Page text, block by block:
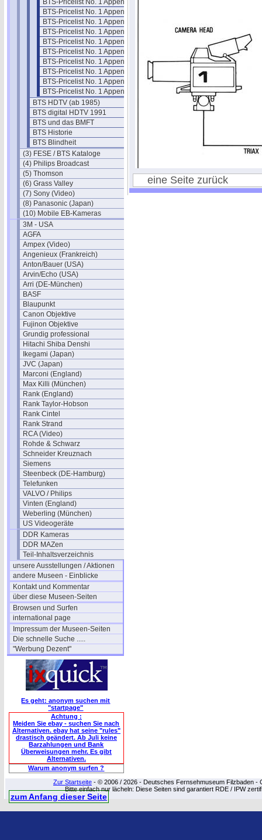
BTS-Pricelist No. 1 Appendix: KA 14
BTS-Pricelist No. 1 Appendix: KA 15
BTS-Pricelist No. 1 Appendix: KA 16
BTS-Pricelist No. 1 Appendix: KA 17
BTS-Pricelist No. 1 Appendix: KA 18
BTS-Pricelist No. 1 Appendix: KA 19
BTS-Pricelist No. 1 Appendix: KA 20
BTS-Pricelist No. 1 Appendix: QA 01
BTS-Pricelist No. 1 Appendix: QA 02
BTS-Pricelist No. 1 Appendix: SA 01
BTS HDTV (ab 1985)
BTS digital HDTV 1991
BTS und das BMFT
BTS Historie
BTS Blindheit
(3) FESE / BTS Kataloge
(4) Philips Broadcast
(5) Thomson
(6) Grass Valley
(7) Sony (Video)
(8) Panasonic (Japan)
(10) Mobile EB-Kameras
3M - USA
AGFA
Ampex (Video)
Angenieux (Frankreich)
Anton/Bauer (USA)
Arvin/Echo (USA)
Arri (DE-München)
BASF
Blaupunkt
Canon Objektive
Fujinon Objektive
Grundig professional
Hitachi Shiba Denshi
Ikegami (Japan)
JVC (Japan)
Marconi (England)
Max Killi (München)
Rank (England)
Rank Taylor-Hobson
Rank Cintel
Rank Strand
RCA (Video)
Rohde & Schwarz
Schneider Kreuznach
Siemens
Steenbeck (DE-Hamburg)
Telefunken
VALVO / Philips
Vinten (England)
Weberling (München)
US Videogeräte
DDR Kameras
DDR MAZen
Teil-Inhaltsverzeichnis
unsere Ausstellungen / Aktionen
andere Museen - Einblicke
Kontakt und Kommentar
über diese Museen-Seiten
Browsen und Surfen
international page
Impressum der Museen-Seiten
Die schnelle Suche .....
"Werbung Dezent"
Es geht: anonym suchen mit
"startpage"
Achtung :
Meiden Sie ebay - suchen Sie nach
Alternativen. ebay hat seine "rules"
drastisch geändert. Ab Juli keine
Barzahlungen und Bank
Überweisungen mehr. Es gibt
Alternativen.
Warum anonym surfen ?
eine Seite zurück
Zur Startseite - © 2006 / 2026 - Deutsches Fernsehmuseum Filzbaden -
Bitte einfach nur lächeln: Diese Seiten sind garantiert RDE / IPW
zum Anfang dieser Seite